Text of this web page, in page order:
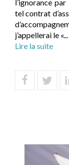
l’ignorance par
tel contrat
j’appellerai le «...
Lire la suite